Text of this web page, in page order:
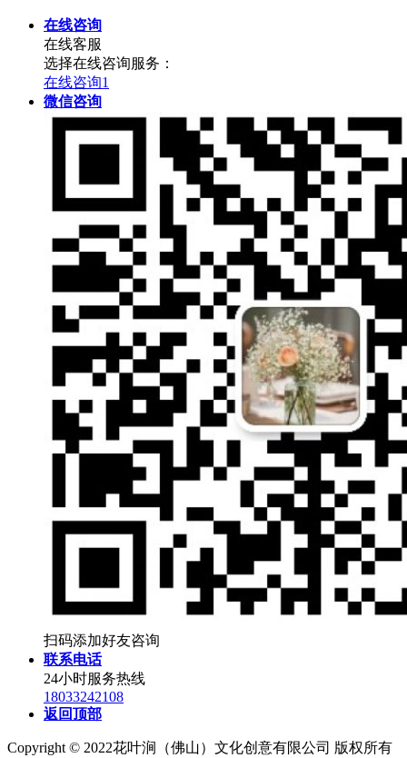
在线咨询
在线客服
选择在线咨询服务：
在线咨询1
微信咨询
扫码添加好友咨询
联系电话
24小时服务热线
18033242108
返回顶部
Copyright © 2022花叶涧（佛山）文化创意有限公司 版权所有